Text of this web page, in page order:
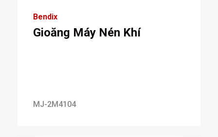
Bendix
Gioăng Máy Nén Khí
MJ-2M4104